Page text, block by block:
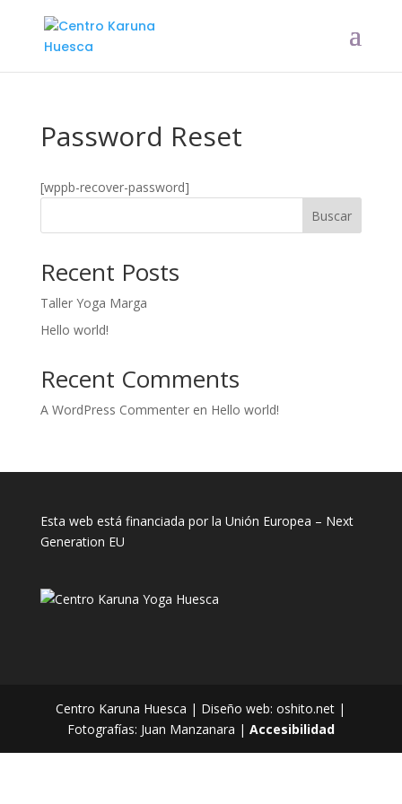
Password Reset
[wppb-recover-password]
Buscar
Recent Posts
Taller Yoga Marga
Hello world!
Recent Comments
A WordPress Commenteren Hello world!
Esta web está financiada por la Unión Europea – Next
Generation EU
Centro Karuna Huesca | Diseño web: oshito.net |
Fotografías: Juan Manzanara | Accesibilidad